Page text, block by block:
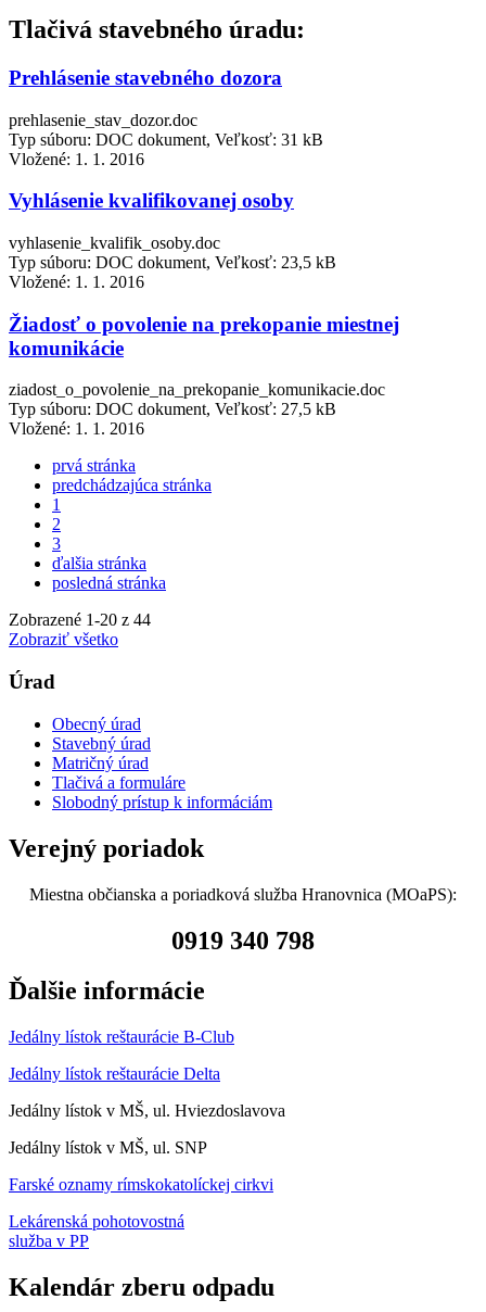
Tlačivá stavebného úradu:
Prehlásenie stavebného dozora
prehlasenie_stav_dozor.doc
Typ súboru: DOC dokument, Veľkosť: 31 kB
Vložené: 1. 1. 2016
Vyhlásenie kvalifikovanej osoby
vyhlasenie_kvalifik_osoby.doc
Typ súboru: DOC dokument, Veľkosť: 23,5 kB
Vložené: 1. 1. 2016
Žiadosť o povolenie na prekopanie miestnej
komunikácie
ziadost_o_povolenie_na_prekopanie_komunikacie.doc
Typ súboru: DOC dokument, Veľkosť: 27,5 kB
Vložené: 1. 1. 2016
prvá stránka
predchádzajúca stránka
1
2
3
ďalšia stránka
posledná stránka
Zobrazené 1-20 z 44
Zobraziť všetko
Úrad
Obecný úrad
Stavebný úrad
Matričný úrad
Tlačivá a formuláre
Slobodný prístup k informáciám
Verejný poriadok
Miestna občianska a poriadková služba Hranovnica (MOaPS):
0919 340 798
Ďalšie informácie
Jedálny lístok reštaurácie B-Club
Jedálny lístok reštaurácie Delta
Jedálny lístok v MŠ, ul. Hviezdoslavova
Jedálny lístok v MŠ, ul. SNP
Farské oznamy rímskokatolíckej cirkvi
Lekárenská pohotovostná
služba v PP
Kalendár zberu odpadu